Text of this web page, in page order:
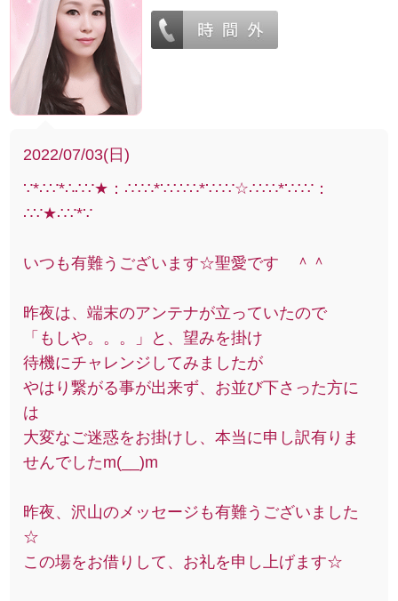
2022/07/03(日)
∵*∴∵*∴∴∵★：∴∵∴*∵∴∵∴*∵∴∵☆∴∵∴*∵∴∵：
∴∵★∴∵*∵
いつも有難うございます☆聖愛です ＾＾
昨夜は、端末のアンテナが立っていたので
「もしや。。。」と、望みを掛け
待機にチャレンジしてみましたが
やはり繋がる事が出来ず、お並び下さった方に
は
大変なご迷惑をお掛けし、本当に申し訳有りま
せんでしたm(__)m
昨夜、沢山のメッセージも有難うございました
☆
この場をお借りして、お礼を申し上げます☆